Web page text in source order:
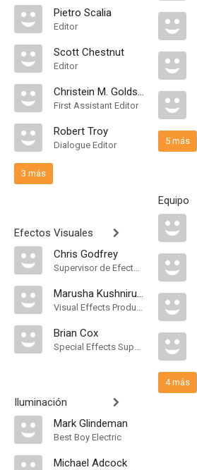
Pietro Scalia
Editor
Scott Chestnut
Editor
Christein M. Goldstein
First Assistant Editor
Robert Troy
Dialogue Editor
3 más
Efectos Visuales
Chris Godfrey
Supervisor de Efectos Visuales
Marusha Kushniruk Xeros
Visual Effects Producer
Brian Cox
Special Effects Supervisor
Iluminación
Mark Glindeman
Best Boy Electric
Michael Adcock
5 más
Equipo
4 más